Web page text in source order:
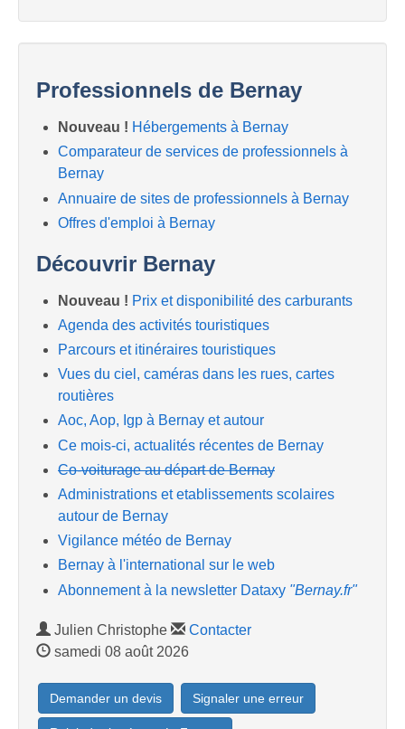
Professionnels de Bernay
Nouveau ! Hébergements à Bernay
Comparateur de services de professionnels à
Bernay
Annuaire de sites de professionnels à Bernay
Offres d'emploi à Bernay
Découvrir Bernay
Nouveau ! Prix et disponibilité des carburants
Agenda des activités touristiques
Parcours et itinéraires touristiques
Vues du ciel, caméras dans les rues, cartes
routières
Aoc, Aop, Igp à Bernay et autour
Ce mois-ci, actualités récentes de Bernay
Co-voiturage au départ de Bernay
Administrations et etablissements scolaires
autour de Bernay
Vigilance météo de Bernay
Bernay à l'international sur le web
Abonnement à la newsletter Dataxy "Bernay.fr"
Julien Christophe
Contacter
samedi 08 août 2026
Demander un devis Signaler une erreur